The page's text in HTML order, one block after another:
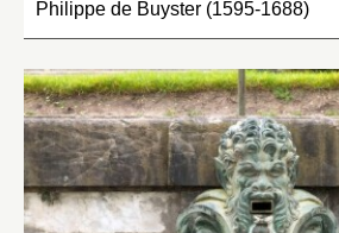
Philippe de Buyster (1595-1688)